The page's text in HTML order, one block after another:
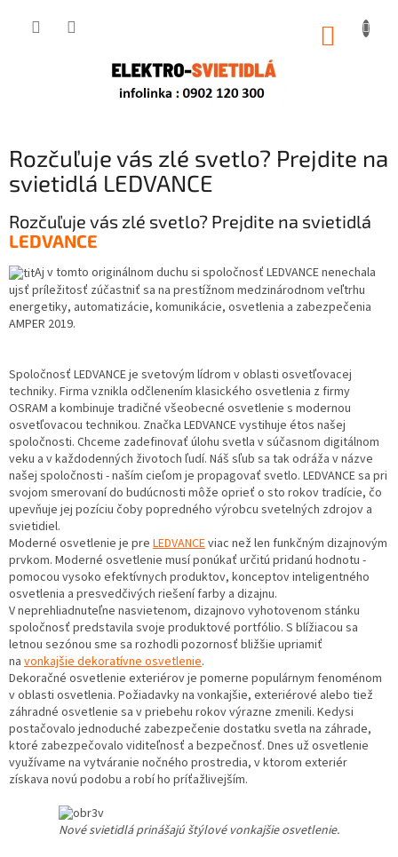
Rozčuľuje vás zlé svetlo? Prejdite na
svietidlá LEDVANCE
Rozčuľuje vás zlé svetlo? Prejdite na svietidlá
LEDVANCE
Aj v tomto originálnom duchu si spoločnosť LEDVANCE nenechala
ujsť príležitosť zúčastniť sa na prestížnom medzinárodnom veľtrhu
energetiky, automatizácie, komunikácie, osvetlenia a zabezpečenia
AMPER 2019.
Spoločnosť LEDVANCE je svetovým lídrom v oblasti osvetľovacej
techniky. Firma vznikla odčlenením klasického osvetlenia z firmy
OSRAM a kombinuje tradičné všeobecné osvetlenie s modernou
osvetľovacou technikou. Značka LEDVANCE vystihuje étos našej
spoločnosti. Chceme zadefinovať úlohu svetla v súčasnom digitálnom
veku a v každodenných životoch ľudí. Náš sľub sa tak odráža v názve
našej spoločnosti - naším cieľom je propagovať svetlo. LEDVANCE sa pri
svojom smerovaní do budúcnosti môže oprieť o sto rokov tradície, čo
upevňuje jej pozíciu čoby popredného výrobcu svetelných zdrojov a
svietidiel.
Moderné osvetlenie je pre LEDVANCEviac než len funkčným dizajnovým
prvkom. Moderné osvetlenie musí ponúkať určitú pridanú hodnotu -
pomocou vysoko efektívnych produktov, konceptov inteligentného
osvetlenia a presvedčivých riešení farby a dizajnu.
V neprehliadnuteľne nasvietenom, dizajnovo vyhotovenom stánku
spoločnosť predstavila svoje produktové portfólio. S blížiacou sa
letnou sezónou sme sa rozhodli pozornosť bližšie upriamiť
na vonkajšie dekoratívne osvetlenie.
Dekoračné osvetlenie exteriérov je pomerne populárnym fenoménom
v oblasti osvetlenia. Požiadavky na vonkajšie, exteriérové alebo tiež
záhradné osvetlenie sa v priebehu rokov výrazne zmenili. Kedysi
postačovalo jednoduché zabezpečenie dostatku svetla na záhrade,
ktoré zabezpečovalo viditeľnosť a bezpečnosť. Dnes už osvetlenie
využívame na vytváranie nočného prostredia, v ktorom exteriér
získava novú podobu a robí ho príťažlivejším.
Nové svietidlá prinášajú štýlové vonkajšie osvetlenie.